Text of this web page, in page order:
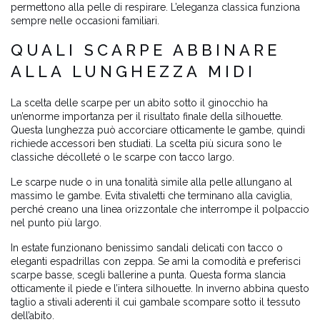
permettono alla pelle di respirare. L’eleganza classica funziona
sempre nelle occasioni familiari.
QUALI SCARPE ABBINARE
ALLA LUNGHEZZA MIDI
La scelta delle scarpe per un abito sotto il ginocchio ha
un’enorme importanza per il risultato finale della silhouette.
Questa lunghezza può accorciare otticamente le gambe, quindi
richiede accessori ben studiati. La scelta più sicura sono le
classiche décolleté o le scarpe con tacco largo.
Le scarpe nude o in una tonalità simile alla pelle allungano al
massimo le gambe. Evita stivaletti che terminano alla caviglia,
perché creano una linea orizzontale che interrompe il polpaccio
nel punto più largo.
In estate funzionano benissimo sandali delicati con tacco o
eleganti espadrillas con zeppa. Se ami la comodità e preferisci
scarpe basse, scegli ballerine a punta. Questa forma slancia
otticamente il piede e l’intera silhouette. In inverno abbina questo
taglio a stivali aderenti il cui gambale scompare sotto il tessuto
dell’abito.